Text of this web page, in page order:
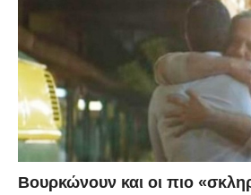
Βουρκώνουν και οι πιο